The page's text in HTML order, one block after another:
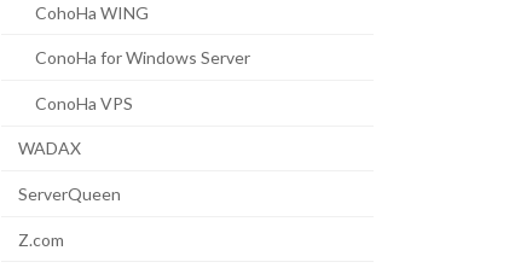
CohoHa WING
ConoHa for Windows Server
ConoHa VPS
WADAX
ServerQueen
Z.com